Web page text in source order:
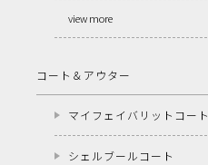
view more
コート＆アウター
マイフェイバリットコート
シェルブールコート